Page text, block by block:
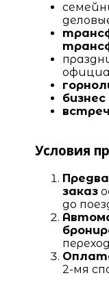
бизнес
Условия
заказ
до
2-мя